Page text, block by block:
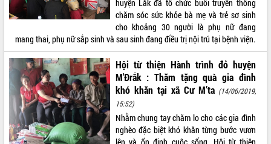
huyện Lắk đã tổ chức buổi truyền thông
chăm sóc sức khỏe bà mẹ và trẻ sơ sinh
cho khoảng 30 người là phụ nữ đang
mang thai, phụ nữ sắp sinh và sau sinh đang điều trị nội trú tại bệnh viện.
Hội từ thiện Hành trình đỏ huyện
M'Đrắk : Thăm tặng quà gia đình
khó khăn tại xã Cư M’ta (14/06/2019,
15:52)
Nhằm chung tay chăm lo cho các gia đình
nghèo đặc biệt khó khăn từng bước vươn